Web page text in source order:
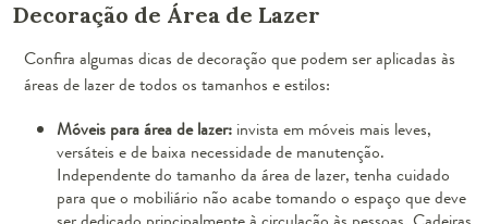
Decoração de Área de Lazer
Confira algumas dicas de decoração que podem ser aplicadas às
áreas de lazer de todos os tamanhos e estilos:
Móveis para área de lazer: invista em móveis mais leves,
versáteis e de baixa necessidade de manutenção.
Independente do tamanho da área de lazer, tenha cuidado
para que o mobiliário não acabe tomando o espaço que deve